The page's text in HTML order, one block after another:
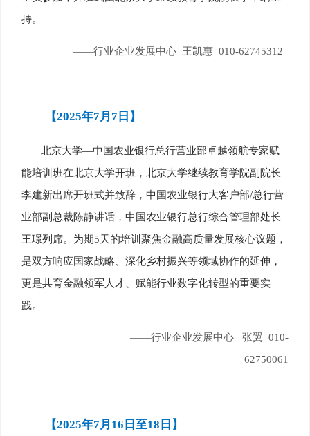
持。
——行业企业发展中心 王凯惠 010-62745312
【2025年7月7日】
北京大学—中国农业银行总行营业部卓越领航专家赋
能培训班在北京大学开班，北京大学继续教育学院副院长
李建新出席开班式并致辞，中国农业银行大客户部/总行营
业部副总裁陈静讲话，中国农业银行总行综合管理部处长
王璟列席。为期5天的培训聚焦金融高质量发展核心议题，
是双方响应国家战略、深化乡村振兴等领域协作的延伸，
更是共育金融领军人才、赋能行业数字化转型的重要实
践。
——行业企业发展中心 张翼 010-
62750061
【2025年7月16日至18日】